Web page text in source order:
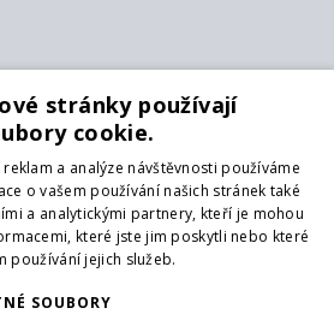
zboží
stránky používají
cookie.
a analýze návštěvnosti používáme
o vašem používání našich stránek také
a analytickými partnery, kteří je mohou
které jste jim poskytli nebo které
používání jejich služeb.
SOUBORY